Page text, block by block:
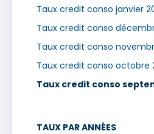
Taux credit conso janvier
Taux credit conso
Taux credit conso
Taux credit conso octobre
Taux credit conso
TAUX PAR ANNÉES